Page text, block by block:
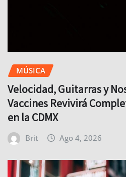
MÚSICA
Velocidad, Guitarras y
Vaccines Revivirá
en la CDMX
Brit Ago 4, 2026